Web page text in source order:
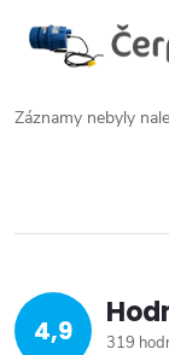
Záznamy nebyly
4,9
319